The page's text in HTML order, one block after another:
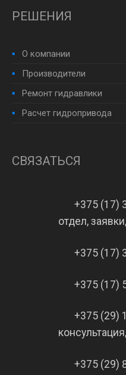
РЕШЕНИЯ
О компании
Производители
Ремонт гидравлики
Расчет гидропривода
СВЯЗАТЬСЯ
+375 (17)
отдел,
+375 (17)
+375 (17)
+375 (29)
+375 (29)